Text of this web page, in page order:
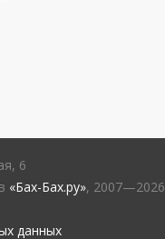
6
«Бах-Бах.ру», 2007—2026
данных